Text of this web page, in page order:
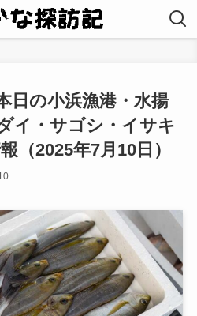
日の小浜漁港・水揚
イ・サゴシ・イサキ
（2025年7月10日）